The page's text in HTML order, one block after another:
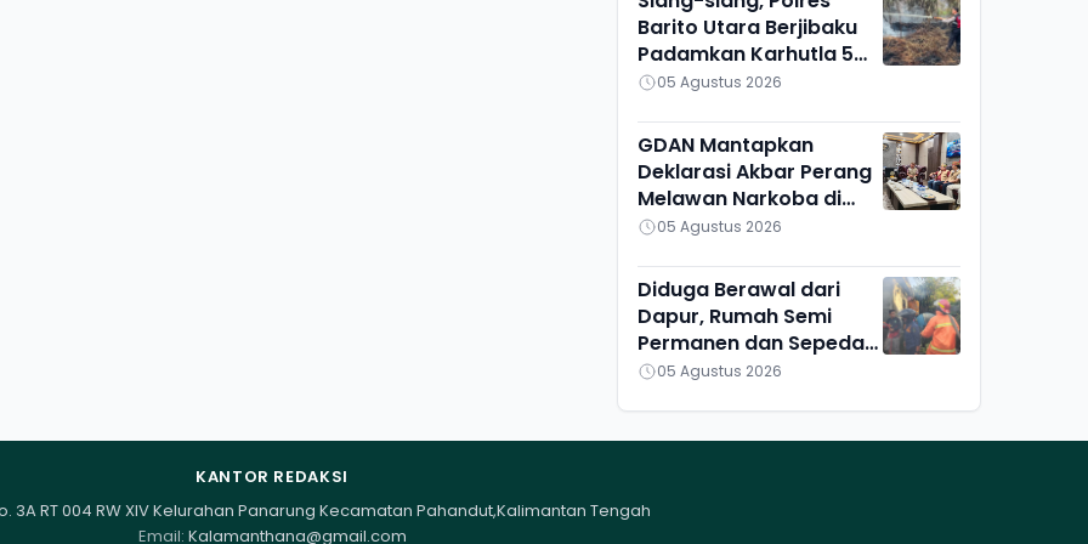
Barito Utara Berjibaku
Padamkan Karhutla 5
Hektare di Bintang
05 Agustus 2026
GDAN Mantapkan
Deklarasi Akbar Perang
Melawan Narkoba di
Kalteng
05 Agustus 2026
Diduga Berawal dari
Dapur, Rumah Semi
Permanen dan Sepeda
Motor di Ketapang
05 Agustus 2026
KANTOR REDAKSI
3A RT 004 RW XIV Kelurahan Panarung Kecamatan Pahandut,Kalimantan Tengah
Email: Kalamanthana@gmail.com